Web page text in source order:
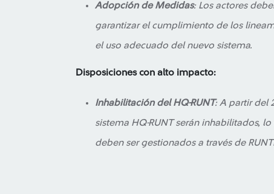
Adopción de Medidas: Los actores
garantizar el cumplimiento de los
el uso adecuado del nuevo sistema.
Disposiciones con alto impacto:
Inhabilitación del HQ-RUNT: A partir del
sistema HQ-RUNT serán inhabilitados,
deben ser gestionados a través de